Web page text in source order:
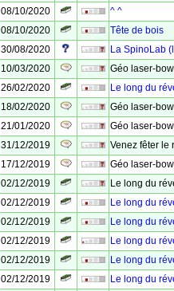
08/10/2020
^ ^
08/10/2020
Tête de bois
30/08/2020
La SpinoLab
10/03/2020
Géo laser-
26/02/2020
Le long du
18/02/2020
Géo laser-
21/01/2020
Géo laser-
31/12/2019
Venez fêter le
17/12/2019
Géo laser-
02/12/2019
Le long du
02/12/2019
Le long du
02/12/2019
Le long du
02/12/2019
Le long du
02/12/2019
Le long du
02/12/2019
Le long du